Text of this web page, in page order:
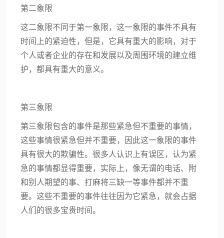
第二象限
这二象限不同于第一象限，这一象限的事件不具有
时间上的紧迫性，但是，它具有重大的影响，对于
个人或者企业的存在和发展以及周围环境的建立维
护，都具有重大的意义。
第三象限
第三象限包含的事件是那些紧急但不重要的事情，
这些事情很紧急但并不重要，因此这一象限的事件
具有很大的欺骗性。很多人认识上有误区，认为紧
急的事情都显得重要，实际上，像无谓的电话、附
和别人期望的事、打麻将三缺一等事件都并不重
要。这些不重要的事件往往因为它紧急，就会占据
人们的很多宝贵时间。